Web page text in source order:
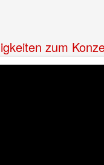
zum